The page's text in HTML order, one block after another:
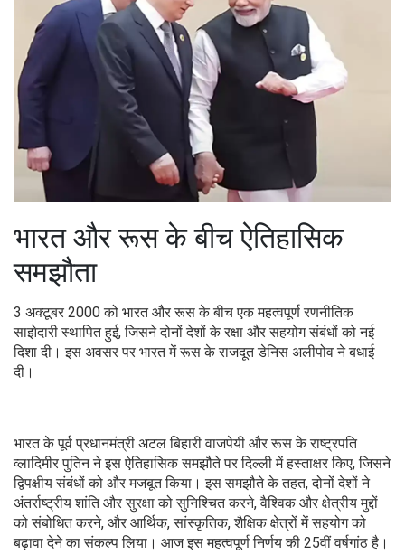
भारत और रूस के बीच ऐतिहासिक
समझौता
3 अक्टूबर 2000 को भारत और रूस के बीच एक महत्वपूर्ण रणनीतिक
साझेदारी स्थापित हुई, जिसने दोनों देशों के रक्षा और सहयोग संबंधों को नई
दिशा दी। इस अवसर पर भारत में रूस के राजदूत डेनिस अलीपोव ने बधाई
दी।
भारत के पूर्व प्रधानमंत्री अटल बिहारी वाजपेयी और रूस के राष्ट्रपति
व्लादिमीर पुतिन ने इस ऐतिहासिक समझौते पर दिल्ली में हस्ताक्षर किए, जिसने
द्विपक्षीय संबंधों को और मजबूत किया। इस समझौते के तहत, दोनों देशों ने
अंतर्राष्ट्रीय शांति और सुरक्षा को सुनिश्चित करने, वैश्विक और क्षेत्रीय मुद्दों
को संबोधित करने, और आर्थिक, सांस्कृतिक, शैक्षिक क्षेत्रों में सहयोग को
बढ़ावा देने का संकल्प लिया। आज इस महत्वपूर्ण निर्णय की 25वीं वर्षगांठ है।